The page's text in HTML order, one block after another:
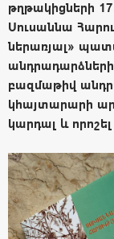
թղթակիցների
Սուսաննա
ներառյալ»
անդրադարձների
բազմաթիվ
կհայտարարի
կարդալ և